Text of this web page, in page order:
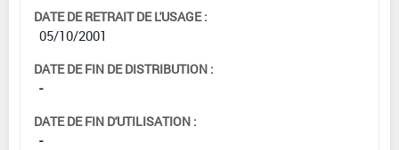
DATE DE RETRAIT DE L'USAGE :
05/10/2001
DATE DE FIN DE DISTRIBUTION :
-
DATE DE FIN D'UTILISATION :
-